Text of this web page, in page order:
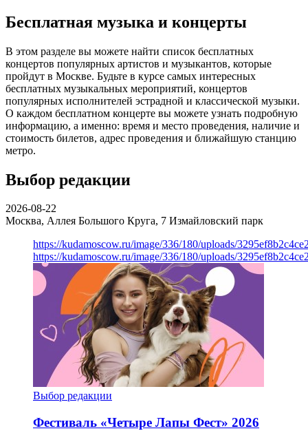
Бесплатная музыка и концерты
В этом разделе вы можете найти список бесплатных
концертов популярных артистов и музыкантов, которые
пройдут в Москве. Будьте в курсе самых интересных
бесплатных музыкальных мероприятий, концертов
популярных исполнителей эстрадной и классической музыки.
О каждом бесплатном концерте вы можете узнать подробную
информацию, а именно: время и место проведения, наличие и
стоимость билетов, адрес проведения и ближайшую станцию
метро.
Выбор редакции
2026-08-22
Москва, Аллея Большого Круга, 7 Измайловский парк
https://kudamoscow.ru/image/336/180/uploads/
https://kudamoscow.ru/image/336/180/uploads/
Выбор редакции
Фестиваль «Четыре Лапы Фест» 2026